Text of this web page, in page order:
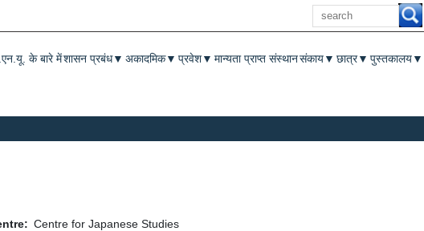
खोज
के बारे मेंशासन प्रबंध▼ अकादमिक▼ प्रवेश▼ मान्यता प्राप्त संस्थानसंकाय▼ छात्र▼ पुस्तकालय▼
Centre for Japanese Studies